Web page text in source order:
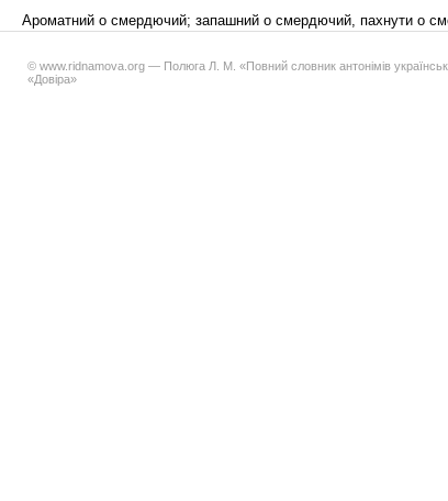
Ароматний о смердючий; запашний о смердючий, пахнути о
© www.ridnamova.org — Полюга Л. М. «Повний словник антонімів
«Довіра»